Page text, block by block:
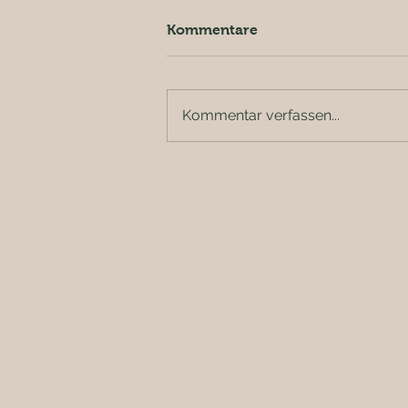
Kommentare
Kommentar verfassen...